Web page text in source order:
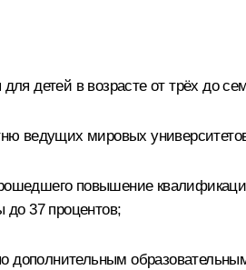
детей в возрасте от трёх до
ведущих мировых
повышение
до 37 процентов;
дополнительным